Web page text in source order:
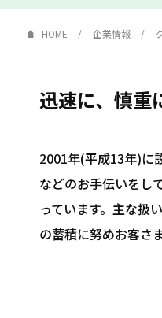
HOME 企業情報
迅速に、慎重
2001年(平成13年)に
などのお手伝いをし
っています。主な扱
の蓄積に努めお客さ